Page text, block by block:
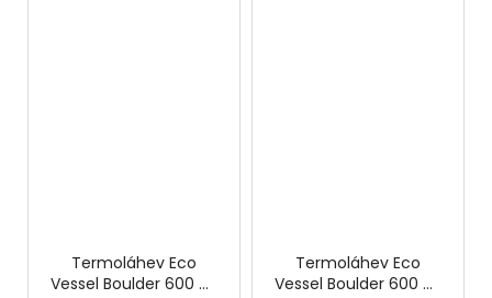
Termoláhev Eco
Vessel Boulder 600 ml
Termoláhev Eco
Vessel Boulder 600 ml